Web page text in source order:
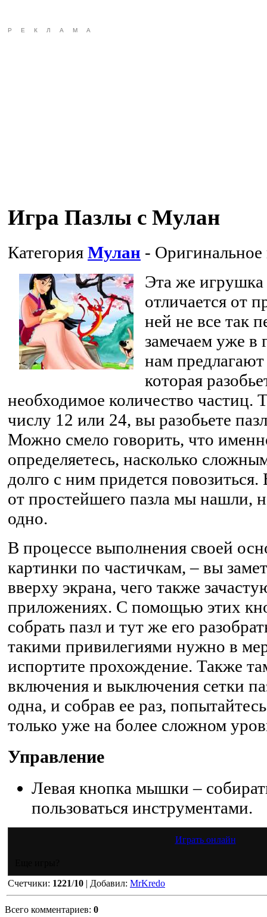
РЕКЛАМА
Игра Пазлы с Мулан
Категория Мулан - Оригинальное
Эта же
отличается от
ней не все так
замечаем уже в
нам
которая
необходимое количество частиц.
числу 12 или 24, вы разобьете
Можно смело говорить, что
определяетесь, насколько
долго с ним придется
от простейшего пазла мы нашли,
одно.
В процессе выполнения своей
картинки по частичкам, – вы
вверху экрана, чего также
приложениях. С помощью этих
собрать пазл и тут же его
такими привилегиями нужно в
испортите прохождение. Также
включения и выключения сетки
одна, и собрав ее раз,
только уже на более сложном
Управление
Левая кнопка мышки –
пользоваться инструментами.
Играть онлайн
Счетчики: 1221/10 | Добавил: MrKredo
Всего комментариев: 0